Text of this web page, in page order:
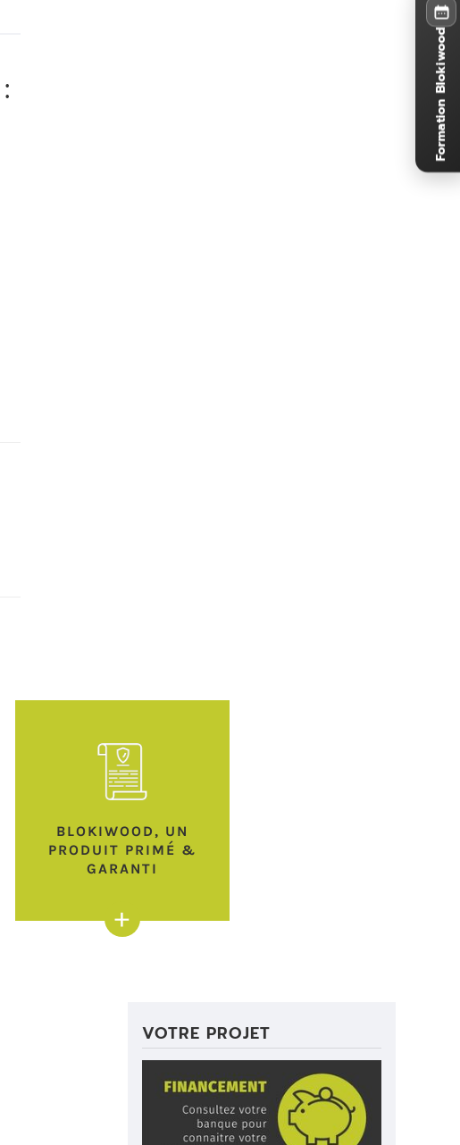
Formation Blokiwood
BLOKIWOOD, UN
PRODUIT PRIMÉ &
GARANTI
+
VOTRE PROJET